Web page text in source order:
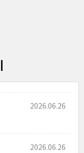
2026.06.26
2026.06.26